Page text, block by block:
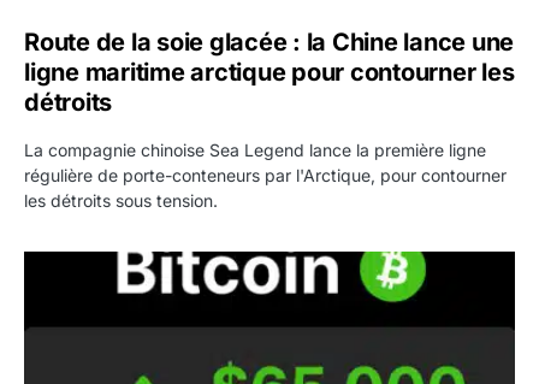
Route de la soie glacée : la Chine lance une
ligne maritime arctique pour contourner les
détroits
La compagnie chinoise Sea Legend lance la première ligne
régulière de porte-conteneurs par l'Arctique, pour contourner
les détroits sous tension.
Bitcoin : BTC repasse les 65 000 dollars avant les